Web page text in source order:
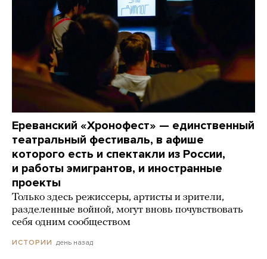
Ереванский «Хронофест» — единственный
театральный фестиваль, в афише
которого есть и спектакли из России,
и работы эмигрантов, и иностранные
проекты
Только здесь режиссеры, артисты и зрители,
разделенные войной, могут вновь почувствовать
себя одним сообществом
ИСТОРИИ день назад